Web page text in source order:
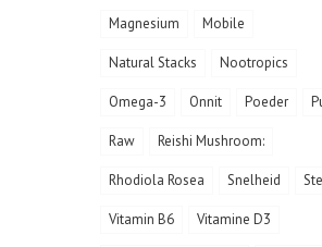
Magnesium Mobile
Natural Stacks Nootropics
Omega-3 Onnit Poeder
Raw Reishi Mushroom:
Rhodiola Rosea Snelheid
Vitamin B6 Vitamine D3